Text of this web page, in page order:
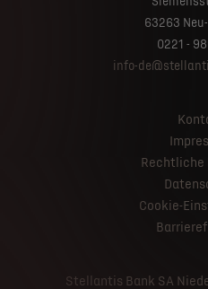
63263
0221 -
info-
Rechtliche
Cookie-
Stellantis Bank SA